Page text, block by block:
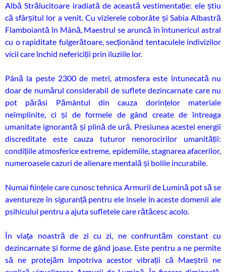
Albă Strălucitoare iradiată de această vestimentație: ele știu
că sfârșitul lor a venit. Cu vizierele coborâte și Sabia Albastră
Flamboiantă în Mână, Maestrul se aruncă în întunericul astral
cu o rapiditate fulgerătoare, secționând tentaculele indivizilor
vicii care închid nefericiții prin iluziile lor.
Până la peste 2300 de metri, atmosfera este întunecată nu
doar de numărul considerabil de suflete dezincarnate care nu
pot părăsi Pământul din cauza dorințelor materiale
neîmplinite, ci și de formele de gând create de întreaga
umanitate ignorantă și plină de ură. Presiunea acestei energii
discreditate este cauza tuturor nenorocirilor umanității:
condițiile atmosferice extreme, epidemiile, stagnarea afacerilor,
numeroasele cazuri de alienare mentală și bolile incurabile.
Numai ființele care cunosc tehnica Armurii de Lumină pot să se
aventureze în siguranță pentru ele însele în aceste domenii ale
psihicului pentru a ajuta sufletele care rătăcesc acolo.
În viața noastră de zi cu zi, ne confruntăm constant cu
dezincarnate și forme de gând joase. Este pentru a ne permite
să ne protejăm împotriva acestor vibrații că Maeștrii ne